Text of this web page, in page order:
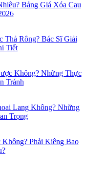
Bảng Giá Xóa Cau
Rông? Bác Sĩ Giải
Tiết
Không? Những Thực
Tránh
Lang Không? Những
Trọng
Phải Kiêng Bao